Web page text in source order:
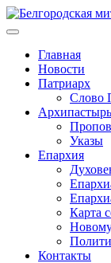
Главная
Новости
Патриарх
Слово
Архипастырь
Указы
Епархия
Карта
Контакты